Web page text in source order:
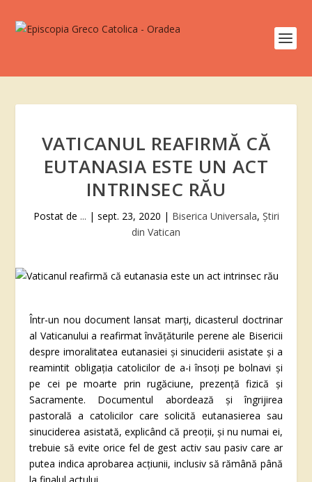
VATICANUL REAFIRMĂ CĂ
EUTANASIA ESTE UN ACT
INTRINSEC RĂU
Postat de ... | sept. 23, 2020 | Biserica Universala, Știri
din Vatican
Într-un nou document lansat marți, dicasterul doctrinar
al Vaticanului a reafirmat învățăturile perene ale Bisericii
despre imoralitatea eutanasiei și sinuciderii asistate și a
reamintit obligația catolicilor de a-i însoți pe bolnavi și
pe cei pe moarte prin rugăciune, prezență fizică și
Sacramente. Documentul abordează și îngrijirea
pastorală a catolicilor care solicită eutanasierea sau
sinuciderea asistată, explicând că preoții, și nu numai ei,
trebuie să evite orice fel de gest activ sau pasiv care ar
putea indica aprobarea acțiunii, inclusiv să rămână până